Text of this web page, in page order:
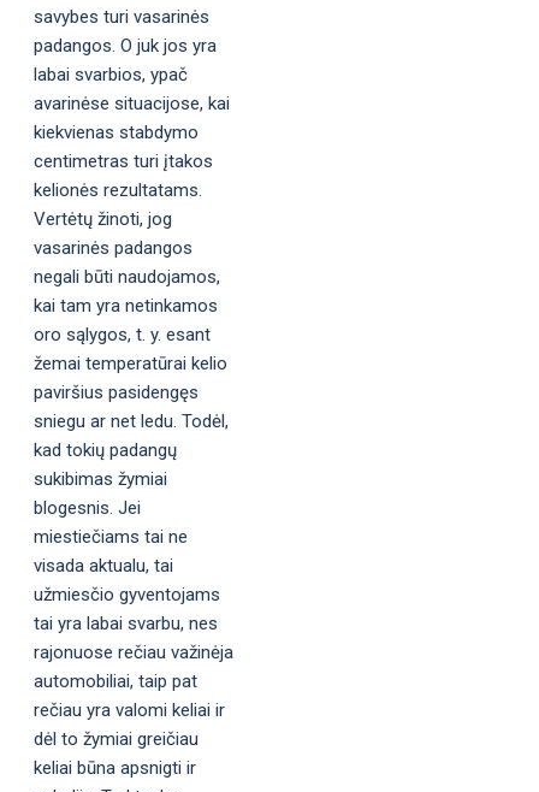
savybes turi vasarinės
padangos. O juk jos yra
labai svarbios, ypač
avarinėse situacijose, kai
kiekvienas stabdymo
centimetras turi įtakos
kelionės rezultatams.
Vertėtų žinoti, jog
vasarinės padangos
negali būti naudojamos,
kai tam yra netinkamos
oro sąlygos, t. y. esant
žemai temperatūrai kelio
paviršius pasidengęs
sniegu ar net ledu. Todėl,
kad tokių padangų
sukibimas žymiai
blogesnis. Jei
miestiečiams tai ne
visada aktualu, tai
užmiesčio gyventojams
tai yra labai svarbu, nes
rajonuose rečiau važinėja
automobiliai, taip pat
rečiau yra valomi keliai ir
dėl to žymiai greičiau
keliai būna apsnigti ir